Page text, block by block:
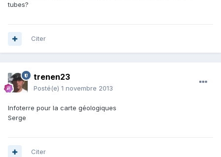
tubes?
Citer
trenen23
Posté(e) 1 novembre 2013
Infoterre pour la carte géologiques
Serge
Citer